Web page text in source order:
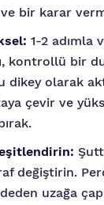
bir karar
1-2 adımla
kontrollü bir
dikey olarak
çevir ve
değiştirin.
uzağa